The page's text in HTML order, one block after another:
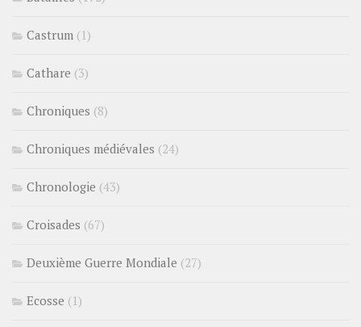
Castrum (1)
Cathare (3)
Chroniques (8)
Chroniques médiévales (24)
Chronologie (43)
Croisades (67)
Deuxième Guerre Mondiale (27)
Ecosse (1)